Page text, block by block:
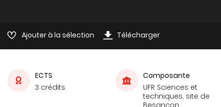
Ajouter à la sélection Télécharger
ECTS
3 crédits
Composante
UFR Sciences et
techniques, site de
Besançon